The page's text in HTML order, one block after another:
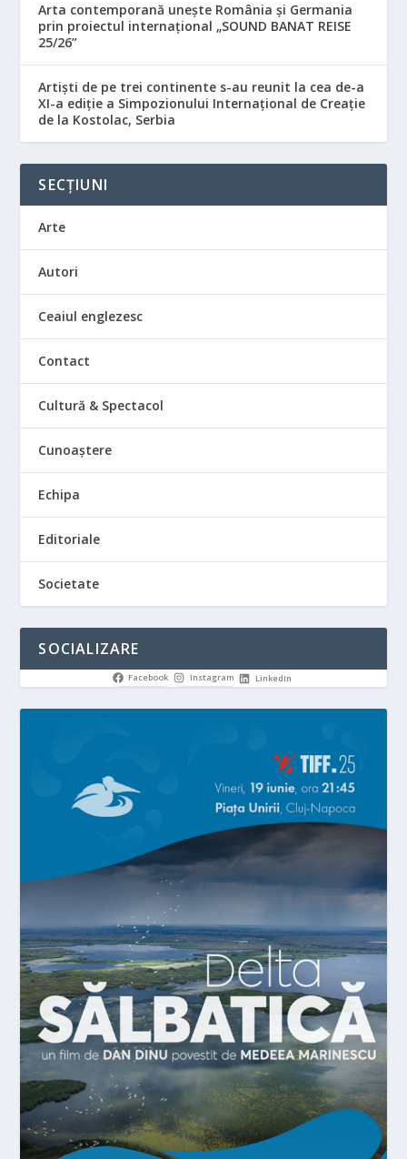
Arta contemporană unește România și Germania
prin proiectul internațional „SOUND BANAT REISE
25/26”
Artiști de pe trei continente s-au reunit la cea de-a
XI-a ediție a Simpozionului Internațional de Creație
de la Kostolac, Serbia
SECȚIUNI
Arte
Autori
Ceaiul englezesc
Contact
Cultură & Spectacol
Cunoaștere
Echipa
Editoriale
Societate
SOCIALIZARE
Facebook Instagram LinkedIn